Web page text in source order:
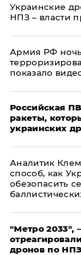
Украинские
НПЗ – власти
Армия РФ
показало
Российская
ракеты,
украинских
Аналитик
способ, как
обезопасить
"Метро 2033",
дронов по НПЗ